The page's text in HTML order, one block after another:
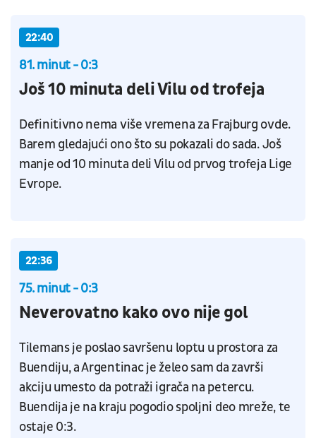
22:40
81. minut - 0:3
Još 10 minuta deli Vilu od trofeja
Definitivno nema više vremena za Frajburg ovde.
Barem gledajući ono što su pokazali do sada. Još
manje od 10 minuta deli Vilu od prvog trofeja Lige
Evrope.
22:36
75. minut - 0:3
Neverovatno kako ovo nije gol
Tilemans je poslao savršenu loptu u prostora za
Buendiju, a Argentinac je želeo sam da završi
akciju umesto da potraži igrača na petercu.
Buendija je na kraju pogodio spoljni deo mreže, te
ostaje 0:3.